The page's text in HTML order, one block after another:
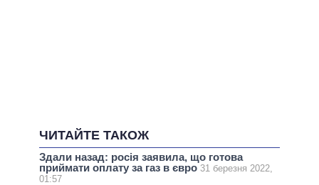
ЧИТАЙТЕ ТАКОЖ
Здали назад: росія заявила, що готова
приймати оплату за газ в євро 31 березня 2022,
01:57